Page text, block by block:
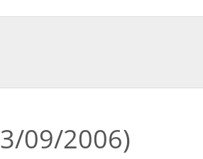
09/2006)